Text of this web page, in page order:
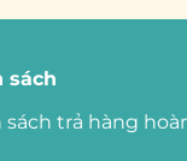
sách
sách trả hàng